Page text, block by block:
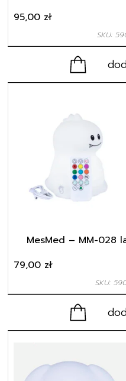
SKU:
95,00 zł
MesMed – MM-028
SKU:
79,00 zł